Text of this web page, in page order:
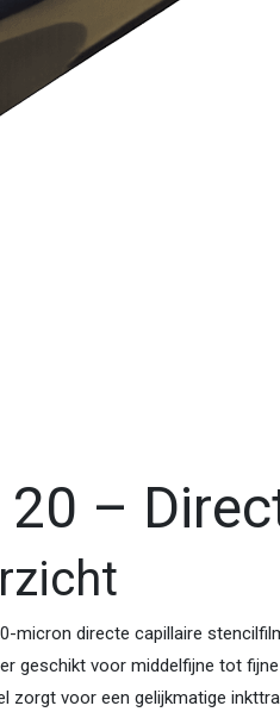
–
micron directe capillaire
geschikt voor middel­fijne tot
zorgt voor een gelijkmatige